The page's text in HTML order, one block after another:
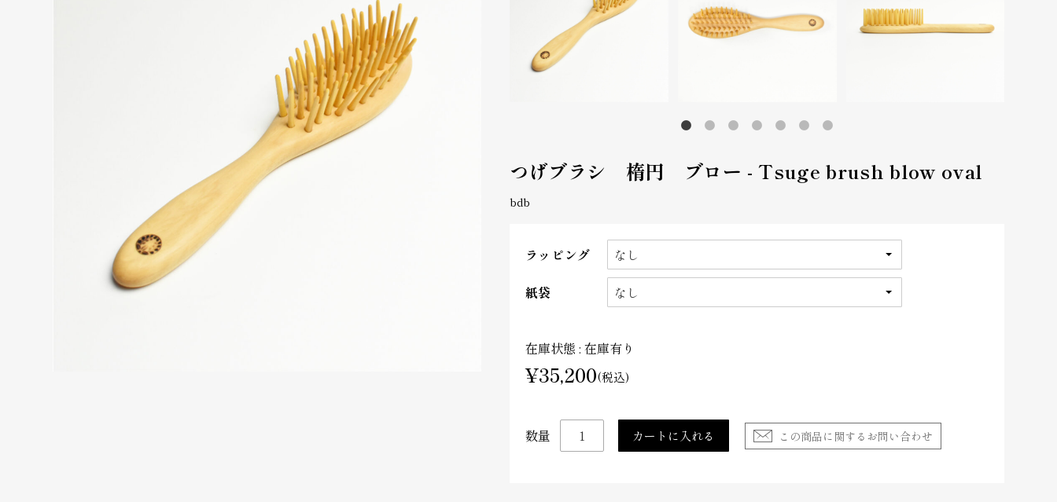
つげブラシ 楕円 ブロー - Tsuge brush blow oval
bdb
ラッピング
紙袋
在庫状態 : 在庫有り
¥35,200(税込)
数量 この商品に関するお問い合わせ